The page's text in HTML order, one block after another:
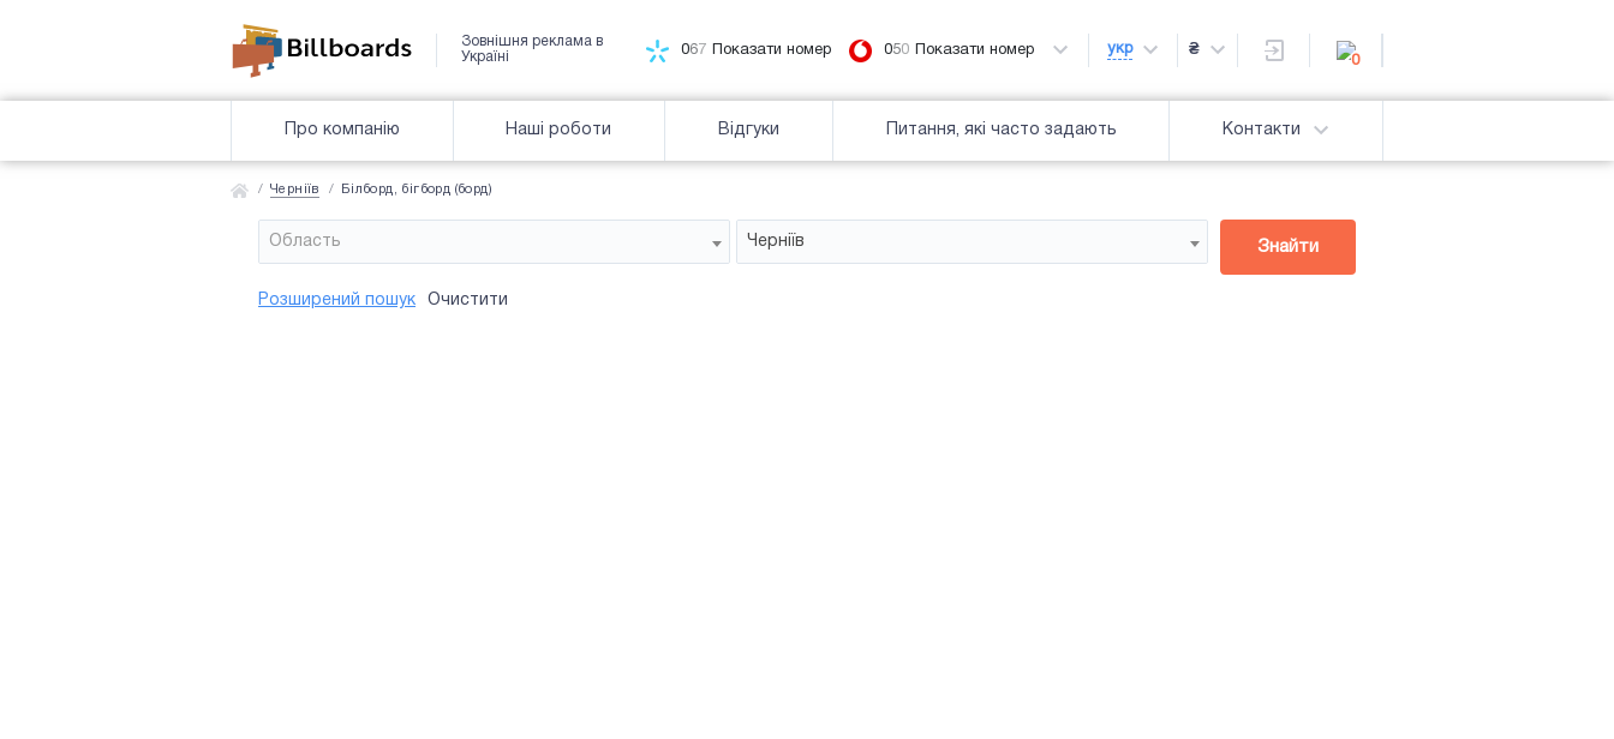
Зовнішня реклама в
Україні
067 Показати номер 050 Показати номер укр ₴
0
Про компанію Наші роботи Відгуки Питання, які часто задають Контакти
Черніїв Білборд, бігборд (борд)
Область Черніїв
Район
Сторона
Усi Усi
Розширений пошук Очистити
Знайти